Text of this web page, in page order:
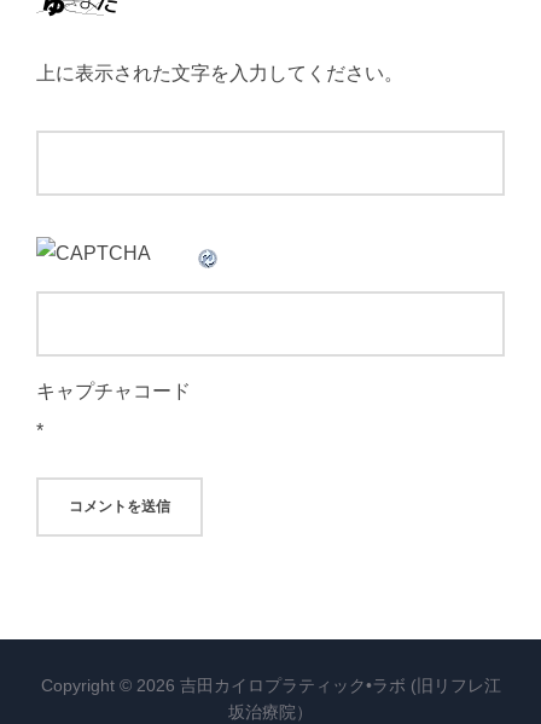
上に表示された文字を入力してください。
キャプチャコード
*
Copyright © 2026 吉田カイロプラティック•ラボ (旧リフレ江
坂治療院）